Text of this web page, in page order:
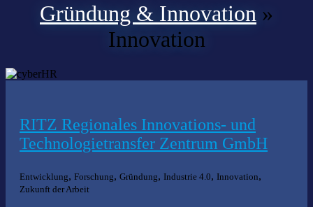
Gründung & Innovation »
Innovation
RITZ Regionales Innovations- und
Technologietransfer Zentrum GmbH
Entwicklung, Forschung, Gründung, Industrie 4.0, Innovation,
Zukunft der Arbeit